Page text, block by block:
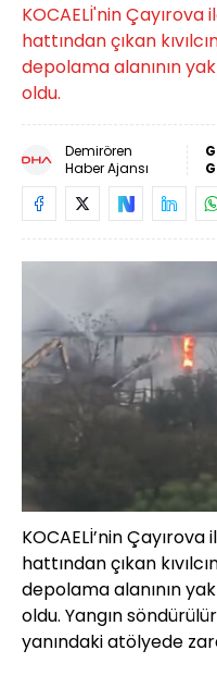
KOCAELİ'nin
hattından çıkan
depolama alanının
oldu.
Demirören
Haber Ajansı
KOCAELİ’nin
hattından çıkan
depolama alanının
oldu. Yangın
yanındaki atölyede